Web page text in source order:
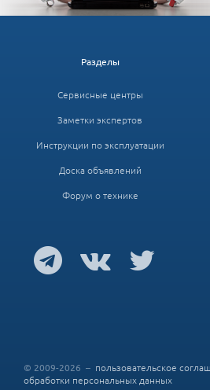
Разделы
Сервисные центры
Заметки экспертов
Инструкции по эксплуатации
Доска объявлений
Форум о технике
© 2009-2026 – пользовательское
обработки персональных данных